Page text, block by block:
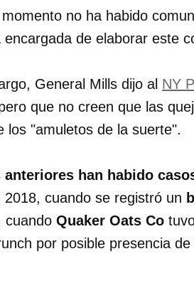
no ha habido
encargada de elaborar este
General Mills dijo al NY
que no creen que las
los "amuletos de la suerte".
anteriores han habido
2018, cuando se registró un
cuando Quaker Oats Co
por posible presencia de